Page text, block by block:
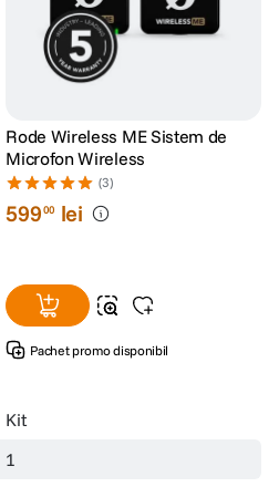
Rode Wireless ME Sistem de
Microfon Wireless
(3)
59900 lei
Pachet promo disponibil
Kit
1